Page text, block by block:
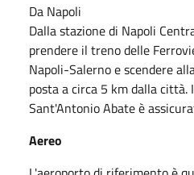
Da Napoli
Dalla stazione di Napoli
prendere il treno delle
Napoli-Salerno e scendere
posta a circa 5 km dalla città.
Sant'Antonio Abate è
Aereo